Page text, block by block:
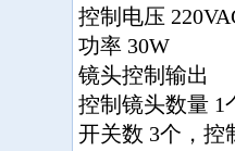
控制电压
功率 30W
镜头控制输出
控制镜头数量 1
开关数 3个，控